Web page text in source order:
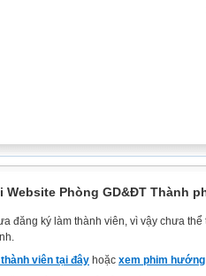
Phòng GD&ĐT Thành
đăng ký làm thành viên, vì vậy chưa
viên tại đây hoặc xem phim